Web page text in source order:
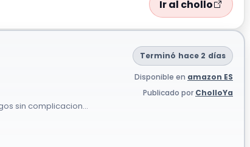
Ir al chollo
Terminó hace 2 días
Disponible en amazon ES
Publicado por CholloYa
sin complicacion...